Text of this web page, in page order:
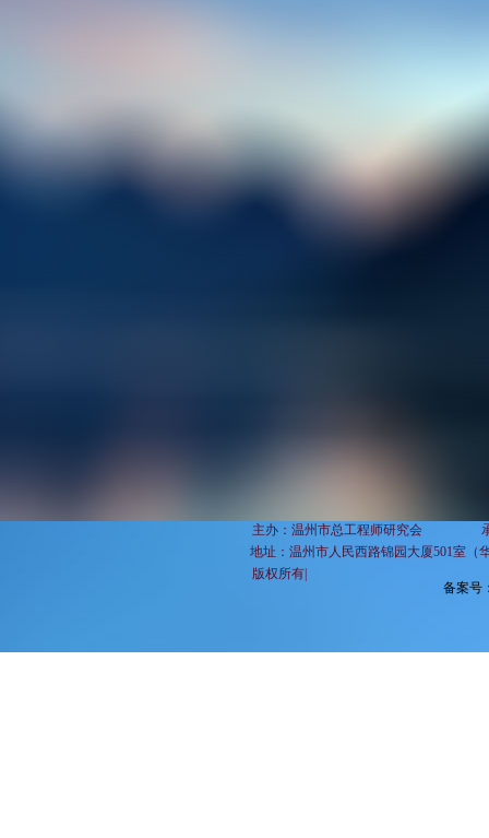
备案号
主办：温州市总工程师研究会 承办：温州市总
地址： 温州市人民西路锦园大厦501室
​ 版权所有|